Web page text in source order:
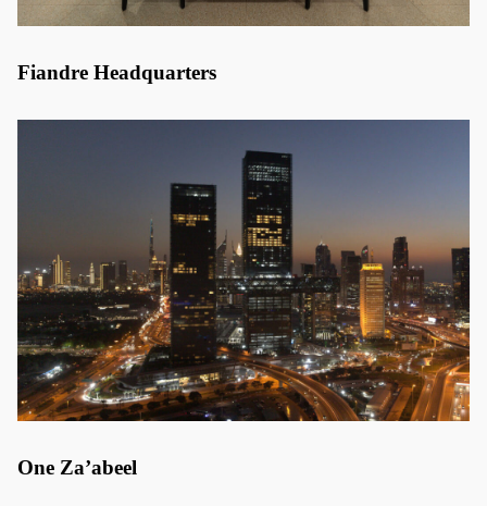
Fiandre Headquarters
One Za’abeel